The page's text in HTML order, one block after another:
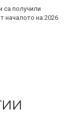
са получили
началото на 2026